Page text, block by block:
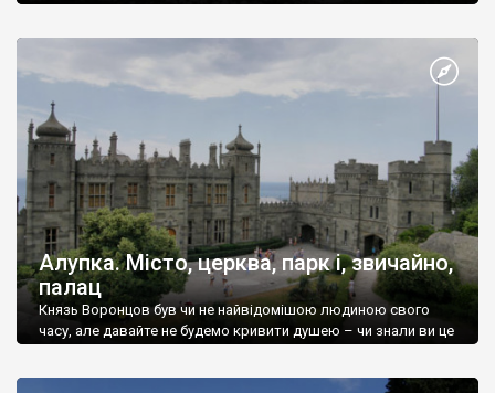
Алупка. Місто, церква, парк і, звичайно,
палац
Князь Воронцов був чи не найвідомішою людиною свого
часу, але давайте не будемо кривити душею – чи знали ви це